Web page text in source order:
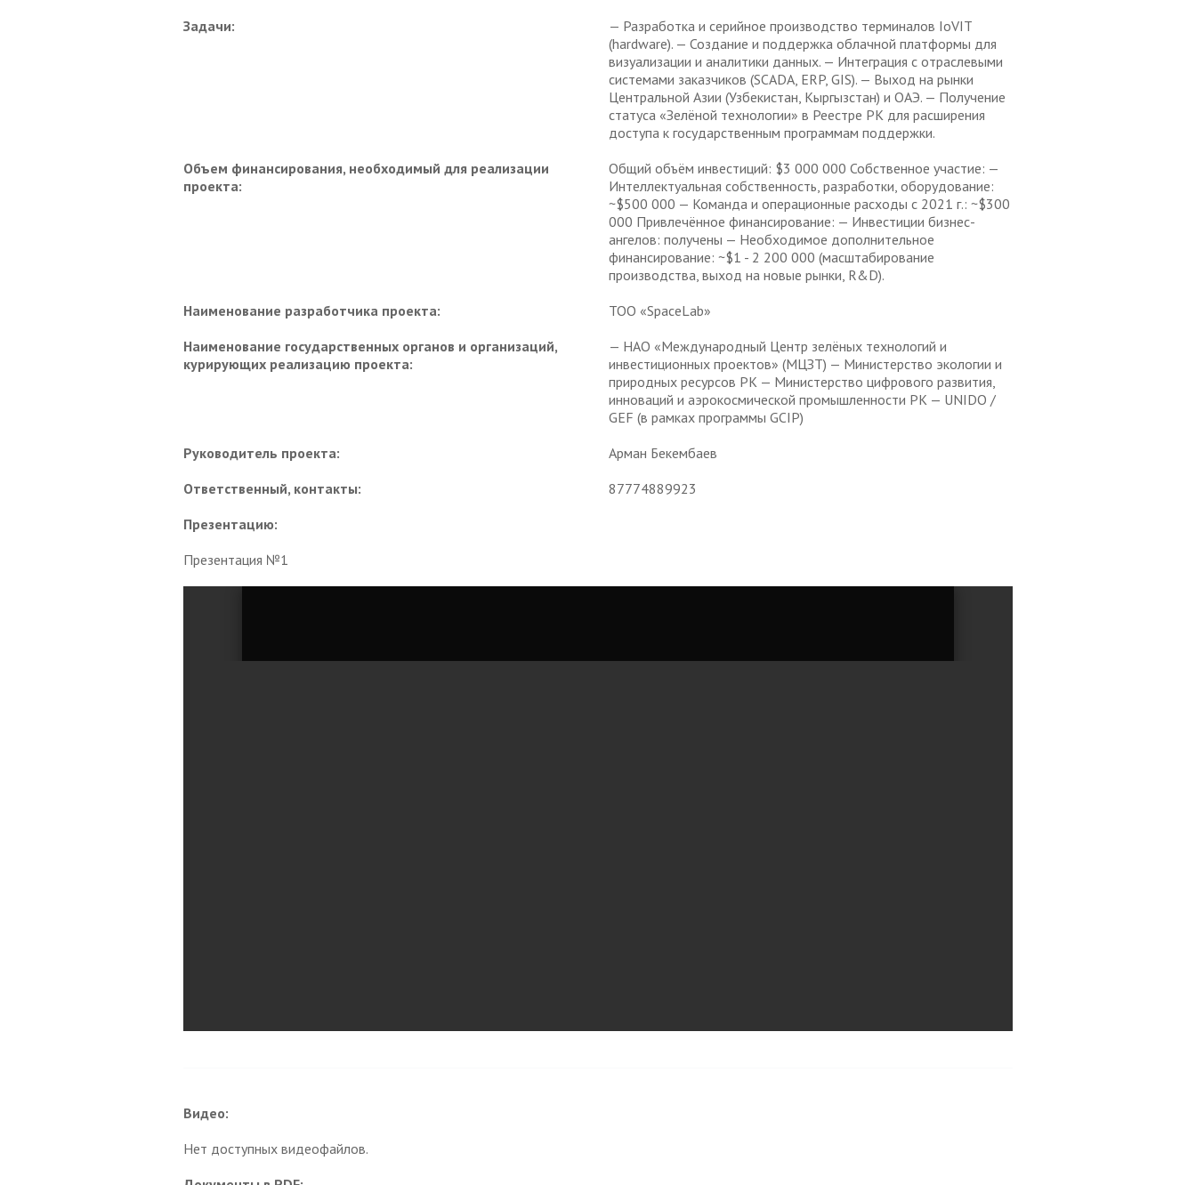
Задачи:
— Разработка и серийное производство терминалов IoVIT
(hardware). — Создание и поддержка облачной платформы для
визуализации и аналитики данных. — Интеграция с отраслевыми
системами заказчиков (SCADA, ERP, GIS). — Выход на рынки
Центральной Азии (Узбекистан, Кыргызстан) и ОАЭ. — Получение
статуса «Зелёной технологии» в Реестре РК для расширения
доступа к государственным программам поддержки.
Объем финансирования, необходимый для реализации
проекта:
Общий объём инвестиций: $3 000 000 Собственное участие: —
Интеллектуальная собственность, разработки, оборудование:
~$500 000 — Команда и операционные расходы с 2021 г.: ~$300
000 Привлечённое финансирование: — Инвестиции бизнес-
ангелов: получены — Необходимое дополнительное
финансирование: ~$1 - 2 200 000 (масштабирование
производства, выход на новые рынки, R&D).
Наименование разработчика проекта:
ТОО «SpaceLab»
Наименование государственных органов и организаций,
курирующих реализацию проекта:
— НАО «Международный Центр зелёных технологий и
инвестиционных проектов» (МЦЗТ) — Министерство экологии и
природных ресурсов РК — Министерство цифрового развития,
инноваций и аэрокосмической промышленности РК — UNIDO /
GEF (в рамках программы GCIP)
Руководитель проекта:
Арман Бекембаев
Ответственный, контакты:
87774889923
Презентацию:
Презентация №1
Видео:
Нет доступных видеофайлов.